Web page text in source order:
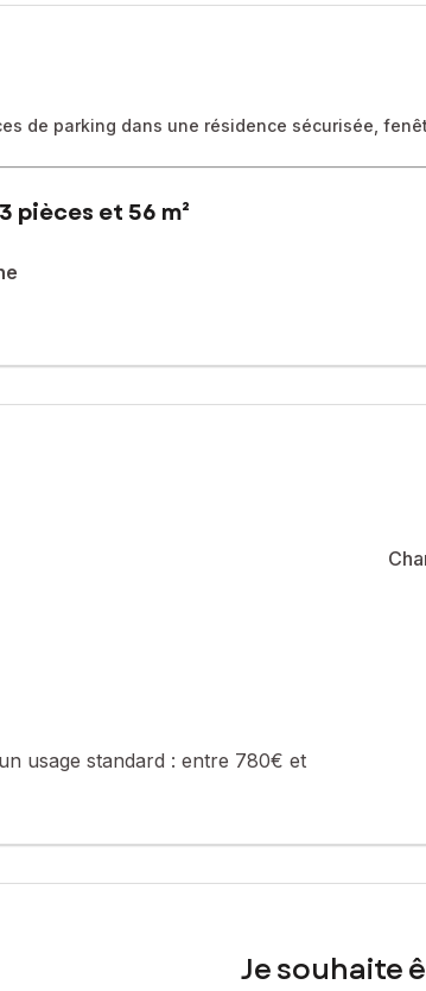
de parking dans une résidence sécurisée,
pièces et 56 m²
proche de forêt et du Parc du Tronchet,
cave située au rez-de-chaussée complète ce
sur le site Géorisques :
65 61, E-mail : adrian.duminica@safti.fr - EI -
usage standard : entre 780€ et
Je souhaite